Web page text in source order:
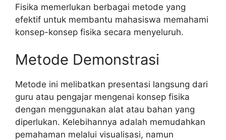
Fisika memerlukan berbagai metode yang
efektif untuk membantu mahasiswa memahami
konsep-konsep fisika secara menyeluruh.
Metode Demonstrasi
Metode ini melibatkan presentasi langsung dari
guru atau pengajar mengenai konsep fisika
dengan menggunakan alat atau bahan yang
diperlukan. Kelebihannya adalah memudahkan
pemahaman melalui visualisasi, namun